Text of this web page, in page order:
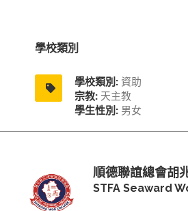
學校類別
學校類別:資助
宗教:天主教
學生性別:男女
順德聯誼總會胡
STFA Seaward